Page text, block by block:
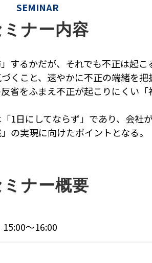
SEMINAR
ミナー内容
するかだが、それでも不正は起こ
くこと、速やかに不正の端緒を
省をふまえ不正が起こりにくい
1日にしてならず」であり、会社
の実現に向けたポイントとなる。
ミナー概要
～16:00